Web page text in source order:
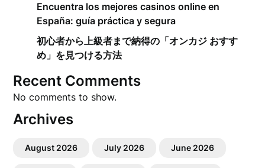
Encuentra los mejores casinos online en
España: guía práctica y segura
初心者から上級者まで納得の「オンカジ おすす
め」を見つける方法
Recent Comments
No comments to show.
Archives
August 2026 July 2026 June 2026